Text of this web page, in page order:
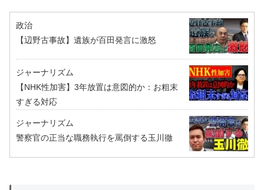
政治
【辺野古事故】遺族が百田発言に激怒
ジャーナリズム
【NHK性加害】3年放置は意図的か：お粗末
すぎる対応
ジャーナリズム
警察官の正当な職務執行を罵倒する玉川徹